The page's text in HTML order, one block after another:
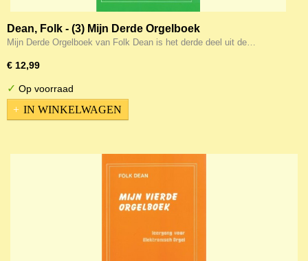
Dean, Folk - (3) Mijn Derde Orgelboek
Mijn Derde Orgelboek van Folk Dean is het derde deel uit de…
€ 12,99
✓ Op voorraad
IN WINKELWAGEN